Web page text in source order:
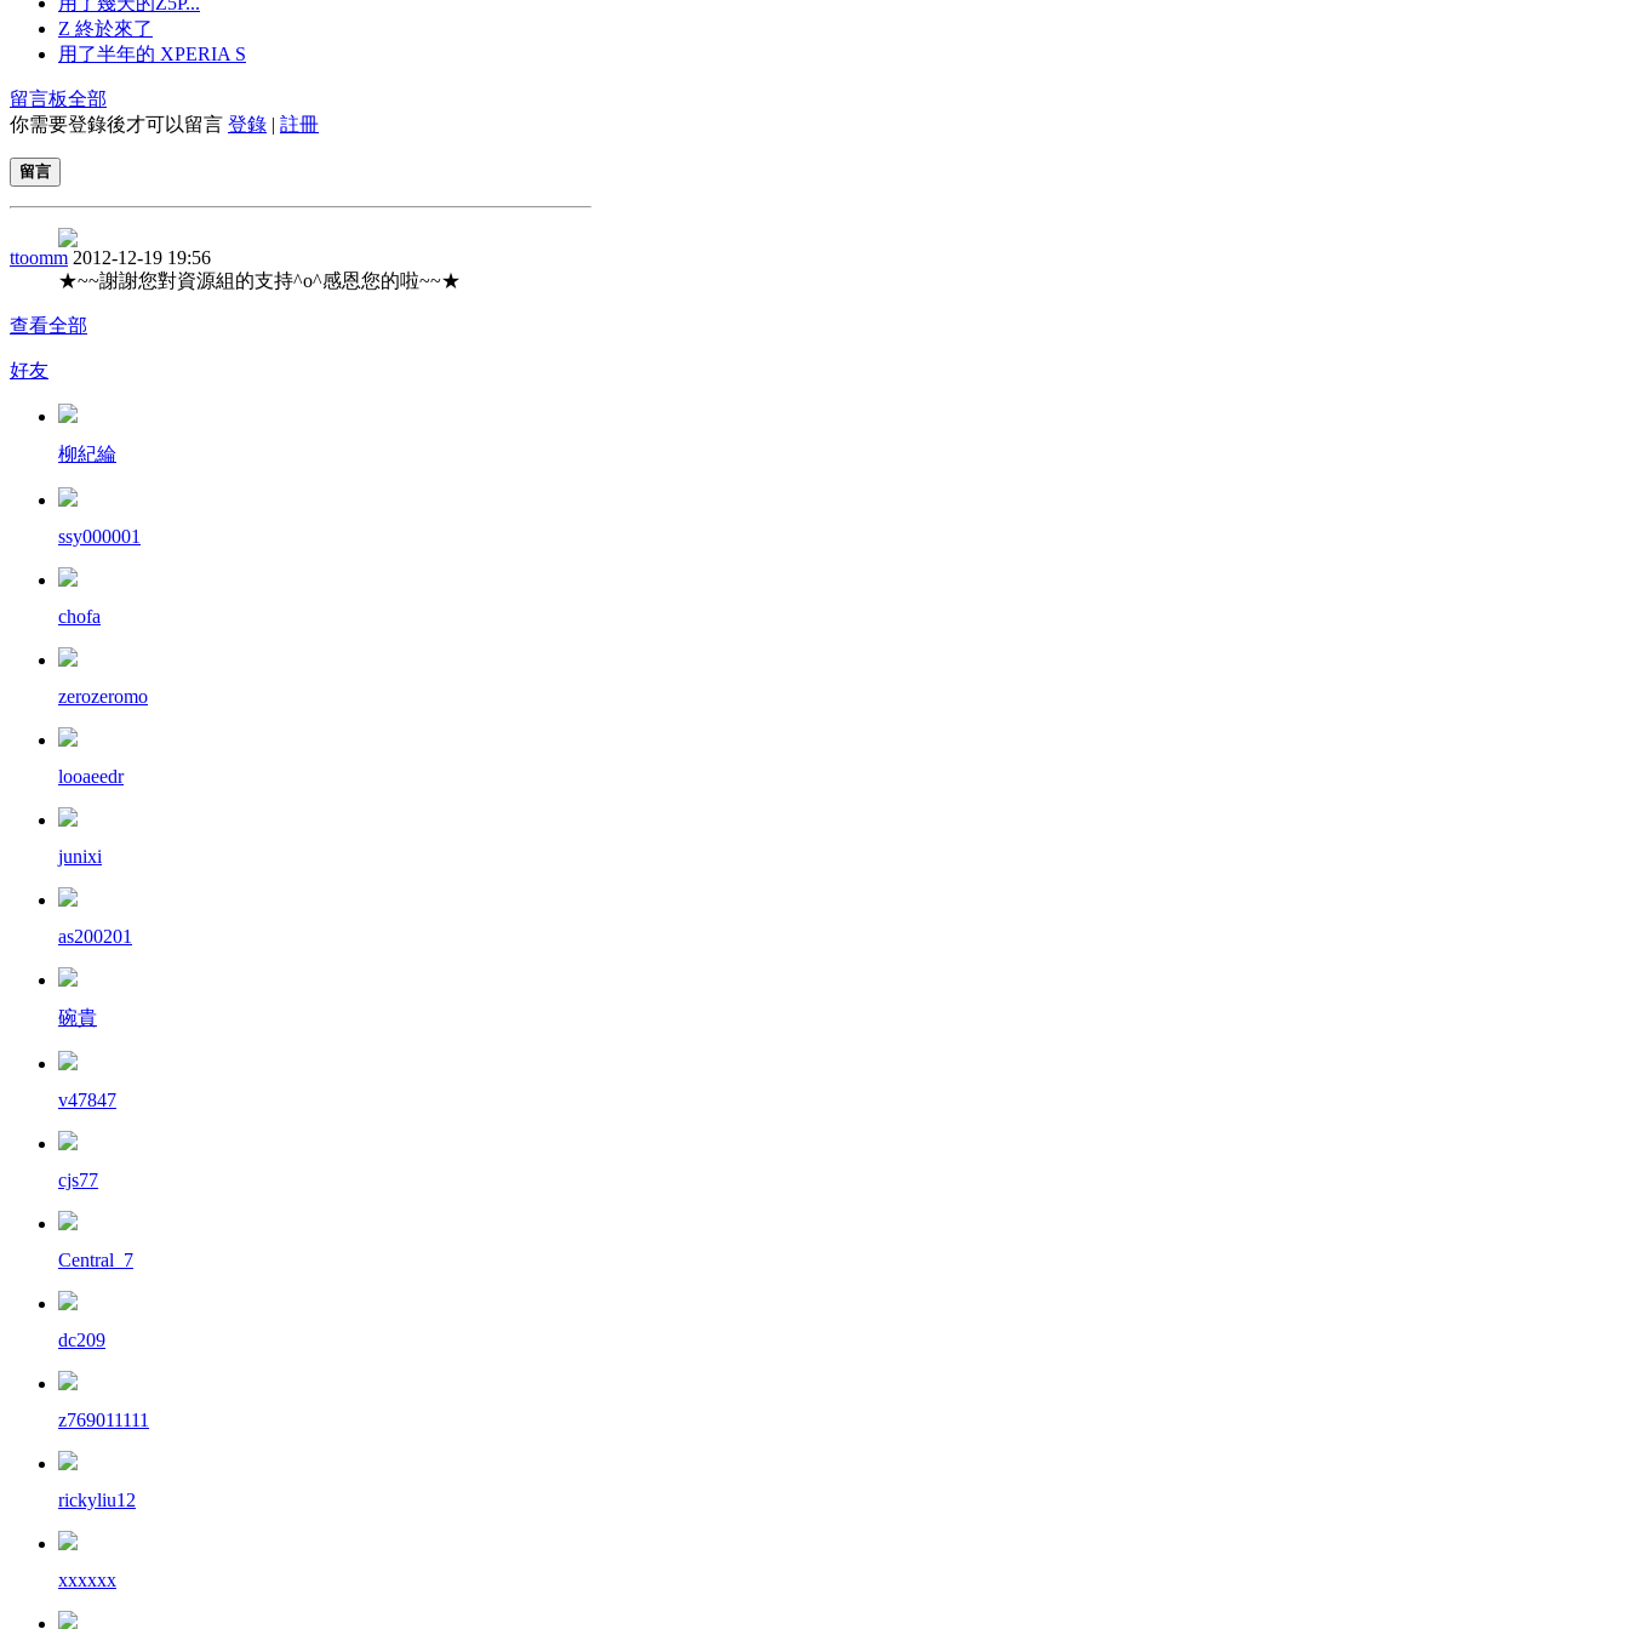
Z 終於來了
用了半年的 XPERIA S
留言板全部
你需要登錄後才可以留言 登錄 | 註冊
留言
ttoomm 2012-12-19 19:56
★~~謝謝您對資源組的支持^o^感恩您的啦~~★
查看全部
好友
柳紀綸
ssy000001
chofa
zerozeromo
looaeedr
junixi
as200201
碗貴
v47847
cjs77
Central_7
dc209
z769011111
rickyliu12
xxxxxx